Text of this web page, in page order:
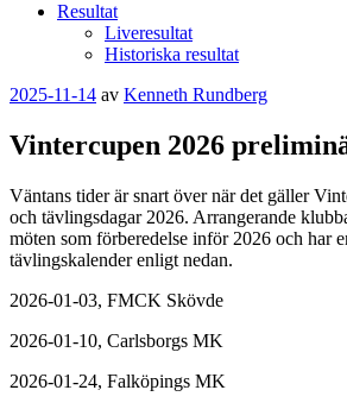
Resultat
Liveresultat
Historiska resultat
Publicerat
2025-11-14 av Kenneth Rundberg
Vintercupen 2026
Väntans tider är snart över när det gäller
och tävlingsdagar 2026. Arrangerande
möten som förberedelse inför 2026 och har
tävlingskalender enligt nedan.
2026-01-03, FMCK Skövde
2026-01-10, Carlsborgs MK
2026-01-24, Falköpings MK